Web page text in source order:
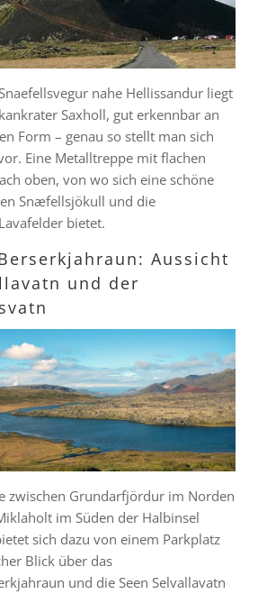
nahe Hellissandur liegt
Saxholl, gut erkennbar an
Form – genau so stellt man sich
Eine Metalltreppe mit flachen
oben, von wo sich eine schöne
Snæfellsjökull und die
bietet.
Aussicht
und der
zwischen Grundarfjördur im Norden
im Süden der Halbinsel
sich dazu von einem Parkplatz
Blick über das
und die Seen Selvallavatn